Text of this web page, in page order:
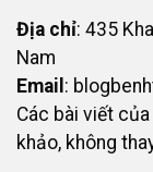
Địa chỉ: 435
Nam
Email :
Các bài viết
khảo, không